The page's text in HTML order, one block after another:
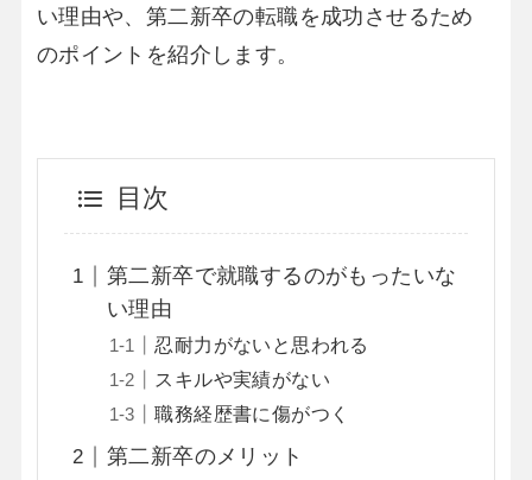
い理由や、第二新卒の転職を成功させるため
のポイントを紹介します。
目次
第二新卒で就職するのがもったいな
い理由
忍耐力がないと思われる
スキルや実績がない
職務経歴書に傷がつく
第二新卒のメリット